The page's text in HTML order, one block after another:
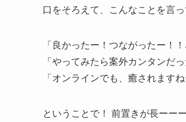
口をそろえて、こんなことを言っ
「良かったー！つながったー！！
「やってみたら案外カンタンだ
「オンラインでも、癒されます
ということで！ 前置きが長ーー